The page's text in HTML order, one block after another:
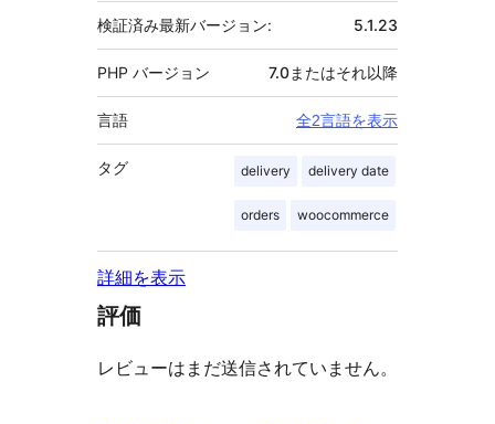
検証済み最新バージョン: 5.1.23
PHP バージョン 7.0またはそれ以降
言語 全2言語を表示
タグ delivery delivery date
orders woocommerce
詳細を表示
評価
レビューはまだ送信されていません。